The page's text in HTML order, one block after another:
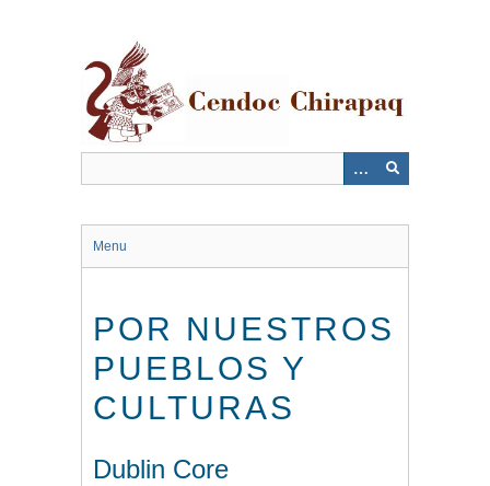
Menu
POR NUESTROS
PUEBLOS Y
CULTURAS
Dublin Core